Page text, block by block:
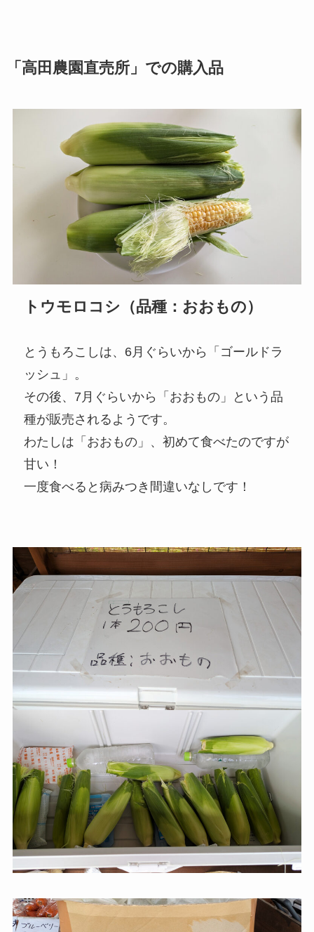
「高田農園直売所」での購入品
トウモロコシ（品種：おおもの）
とうもろこしは、6月ぐらいから「ゴールドラ
ッシュ」。
その後、7月ぐらいから「おおもの」という品
種が販売されるようです。
わたしは「おおもの」、初めて食べたのですが
甘い！
一度食べると病みつき間違いなしです！